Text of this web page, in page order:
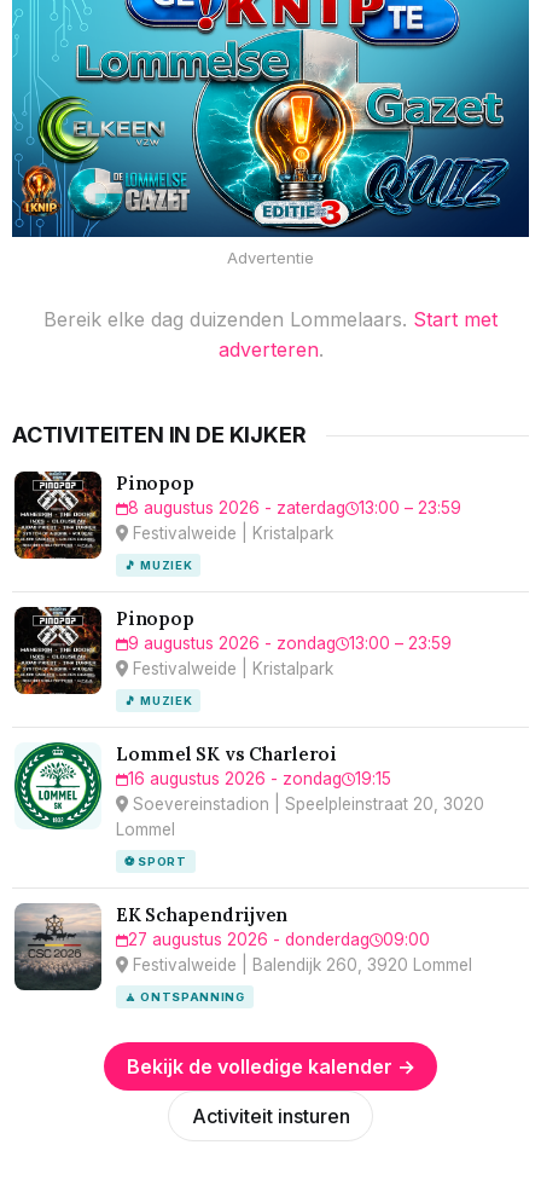
Advertentie
Bereik elke dag duizenden Lommelaars. Start met
adverteren.
ACTIVITEITEN IN DE KIJKER
Pinopop
8 augustus 2026 - zaterdag
13:00 – 23:59
Festivalweide | Kristalpark
🎵 MUZIEK
Pinopop
9 augustus 2026 - zondag
13:00 – 23:59
Festivalweide | Kristalpark
🎵 MUZIEK
Lommel SK vs Charleroi
16 augustus 2026 - zondag
19:15
Soevereinstadion | Speelpleinstraat 20, 3020
Lommel
⚽ SPORT
EK Schapendrijven
27 augustus 2026 - donderdag
09:00
Festivalweide | Balendijk 260, 3920 Lommel
🧘 ONTSPANNING
Bekijk de volledige kalender →
Activiteit insturen